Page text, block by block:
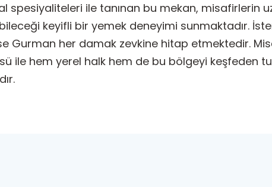
spesiyaliteleri ile tanınan bu mekan, misafirlerin
keyifli bir yemek deneyimi sunmaktadır.
Gurman her damak zevkine hitap etmektedir.
ile hem yerel halk hem de bu bölgeyi keşfeden